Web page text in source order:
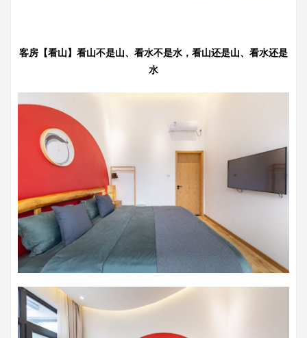
客房【看山】看山不是山、看水不是水，看山还是山、看水还是
水